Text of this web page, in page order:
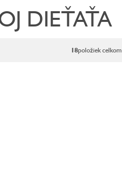
DIEŤAŤA
18položiek celkom